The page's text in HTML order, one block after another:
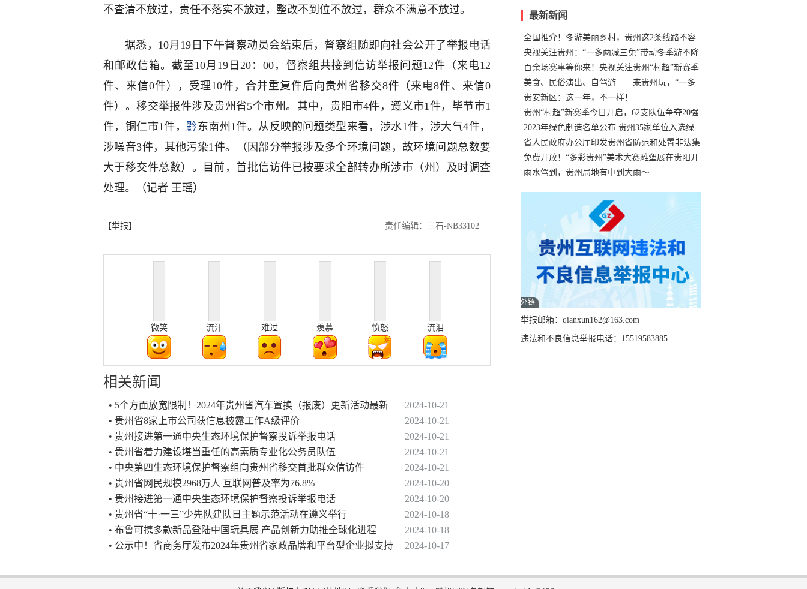
不查清不放过，责任不落实不放过，整改不到位不放过，群众不满意不放过。
据悉，10月19日下午督察动员会结束后，督察组随即向社会公开了举报电话
和邮政信箱。截至10月19日20：00，督察组共接到信访举报问题12件（来电12
件、来信0件），受理10件，合并重复件后向贵州省移交8件（来电8件、来信0
件）。移交举报件涉及贵州省5个市州。其中，贵阳市4件，遵义市1件，毕节市1
件，铜仁市1件，黔东南州1件。从反映的问题类型来看，涉水1件，涉大气4件，
涉噪音3件，其他污染1件。（因部分举报涉及多个环境问题，故环境问题总数要
大于移交件总数）。目前，首批信访件已按要求全部转办所涉市（州）及时调查
处理。（记者 王瑶）
【举报】 责任编辑：三石-NB33102
微笑 流汗 难过 羡慕 愤怒 流泪
相关新闻
• 5个方面放宽限制！2024年贵州省汽车置换（报废）更新活动最新
2024-10-21
• 贵州省8家上市公司获信息披露工作A级评价
2024-10-21
• 贵州接进第一通中央生态环境保护督察投诉举报电话
2024-10-21
• 贵州省着力建设堪当重任的高素质专业化公务员队伍
2024-10-21
• 中央第四生态环境保护督察组向贵州省移交首批群众信访件
2024-10-21
• 贵州省网民规模2968万人 互联网普及率为76.8%
2024-10-20
• 贵州接进第一通中央生态环境保护督察投诉举报电话
2024-10-20
• 贵州省“十·一三”少先队建队日主题示范活动在遵义举行
2024-10-18
• 布鲁可携多款新品登陆中国玩具展 产品创新力助推全球化进程
2024-10-18
• 公示中！省商务厅发布2024年贵州省家政品牌和平台型企业拟支持
2024-10-17
最新新闻
全国推介！冬游美丽乡村，贵州这2条线路不容
错过
央视关注贵州：“一多两减三免”带动冬季游不降
温
百余场赛事等你来！央视关注贵州“村超”新赛季
正式“打响”
美食、民俗演出、自驾游……来贵州玩，“一多
两减三免”！
贵安新区：这一年，不一样！
贵州“村超”新赛季今日开启，62支队伍争夺20强
名额
2023年绿色制造名单公布 贵州35家单位入选绿
色工厂
省人民政府办公厅印发贵州省防范和处置非法集
资工作实施细则
免费开放！“多彩贵州”美术大赛雕塑展在贵阳开
展，持续至1月19日
雨水驾到，贵州局地有中到大雨～
外链
举报邮箱：qianxun162@163.com
违法和不良信息举报电话：15519583885